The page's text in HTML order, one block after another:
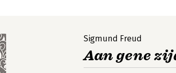
Sigmund Freud
Aan gene